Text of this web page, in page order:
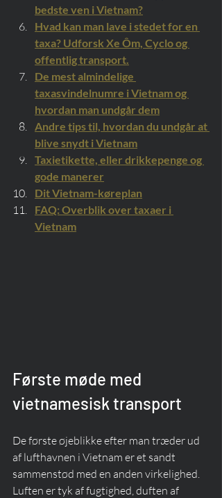
bedste ven i Vietnam?
Hvad kan man lave i stedet for en
taxa? Udforsk Xe Ôm, Cyclo og
offentlig transport.
De mest almindelige
taxasvindelnumre i Vietnam og
hvordan man undgår dem
Andre tips til, hvordan du undgår at
blive snydt i Vietnam
Taxietikette, eller drikkepenge og
gode manerer
Dit Vietnam-køreplan
FAQ: Overblik over taxaer i
Vietnam
Første møde med
vietnamesisk transport
De første øjeblikke efter man træder ud
af lufthavnen i Vietnam er et sandt
sammenstød med en anden virkelighed.
Luften er tyk af fugtighed, duften af